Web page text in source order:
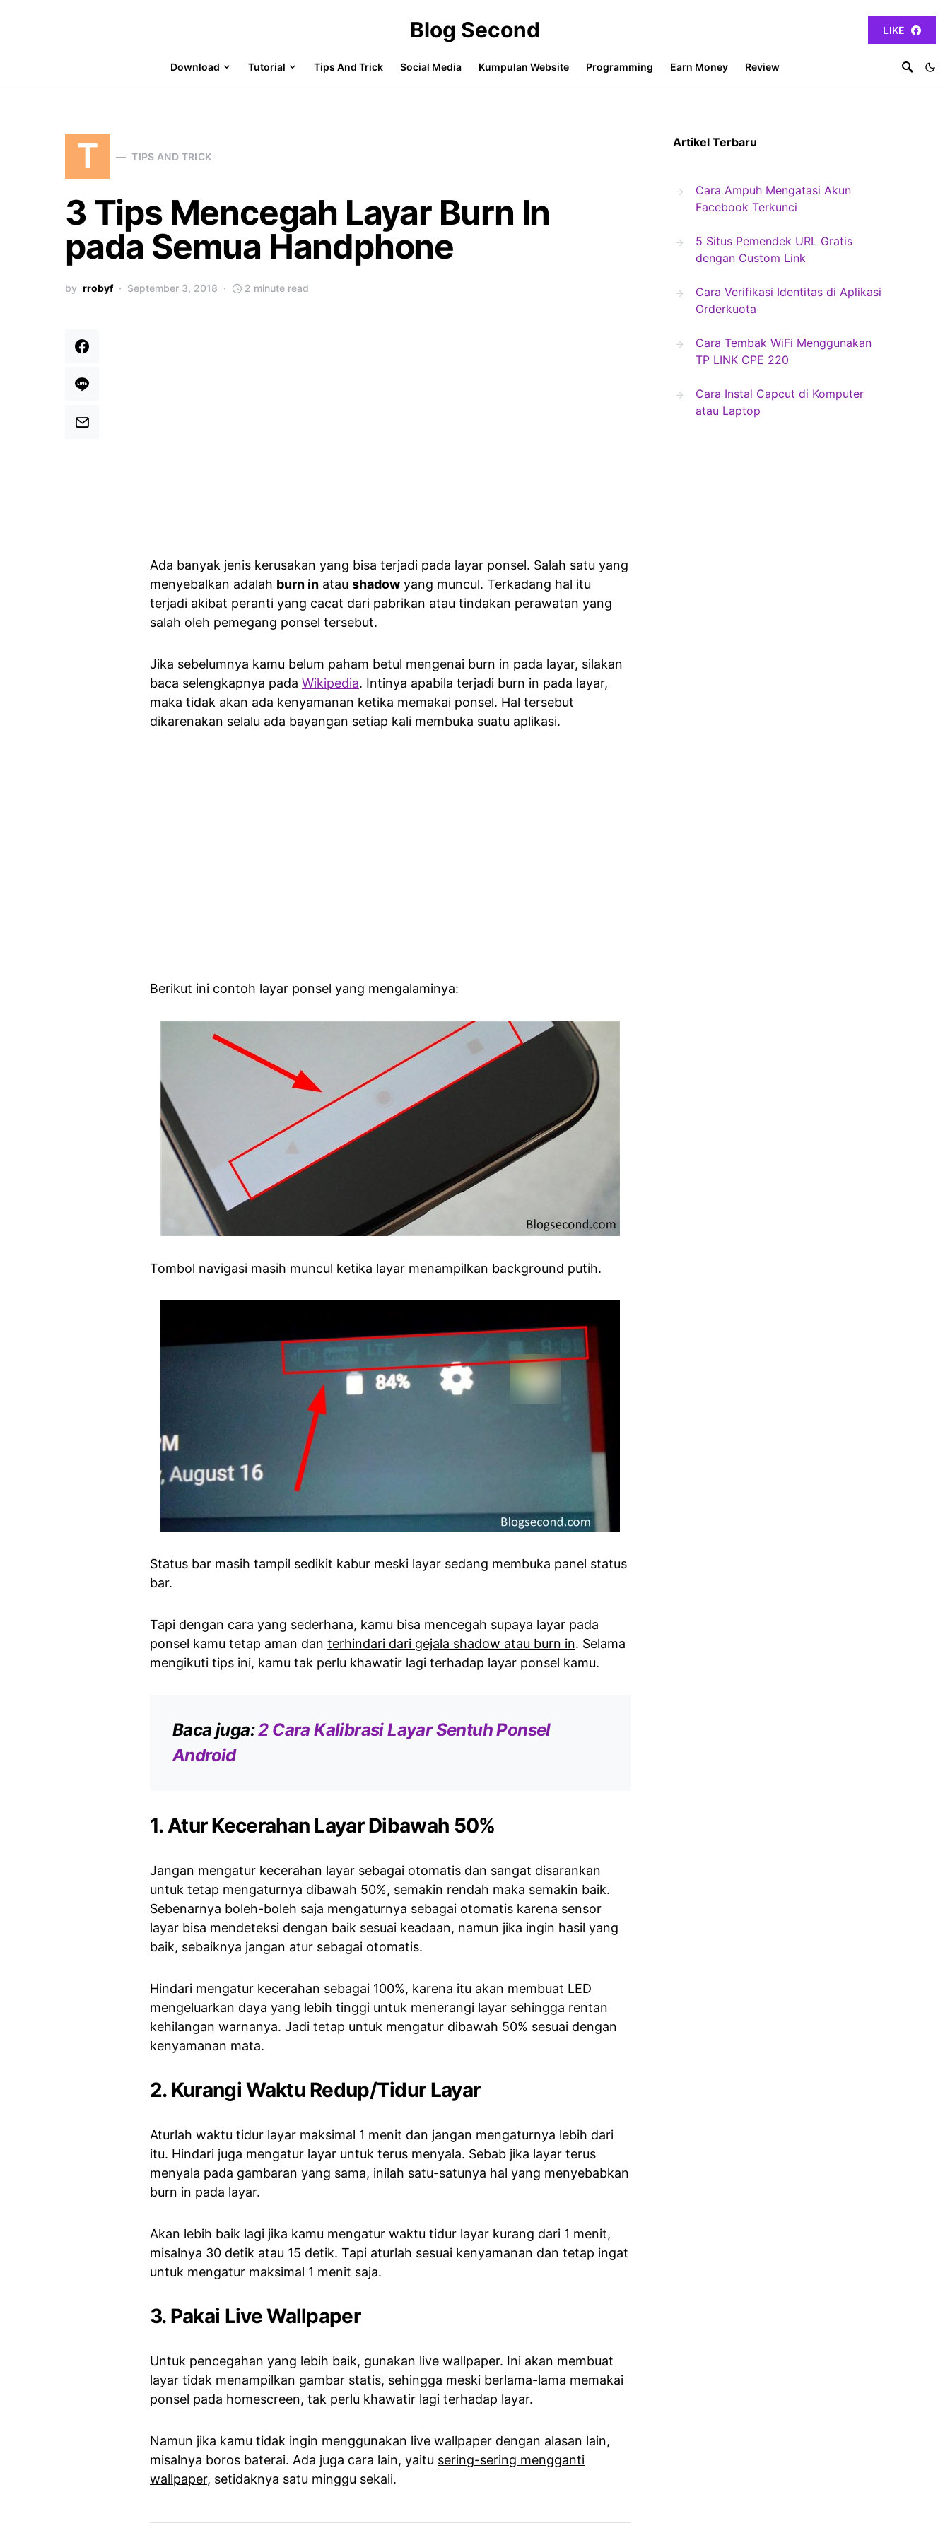
Blog Second LIKE
Download Tutorial Tips And Trick Social Media Kumpulan Website Programming Earn Money Review
T TIPS AND TRICK
3 Tips Mencegah Layar Burn In
pada Semua Handphone
by rrobyf September 3, 2018 2 minute read
Ada banyak jenis kerusakan yang bisa terjadi pada layar ponsel. Salah satu yang
menyebalkan adalah burn in atau shadow yang muncul. Terkadang hal itu
terjadi akibat peranti yang cacat dari pabrikan atau tindakan perawatan yang
salah oleh pemegang ponsel tersebut.
Jika sebelumnya kamu belum paham betul mengenai burn in pada layar, silakan
baca selengkapnya pada Wikipedia. Intinya apabila terjadi burn in pada layar,
maka tidak akan ada kenyamanan ketika memakai ponsel. Hal tersebut
dikarenakan selalu ada bayangan setiap kali membuka suatu aplikasi.
Berikut ini contoh layar ponsel yang mengalaminya:
Tombol navigasi masih muncul ketika layar menampilkan background putih.
Status bar masih tampil sedikit kabur meski layar sedang membuka panel status
bar.
Tapi dengan cara yang sederhana, kamu bisa mencegah supaya layar pada
ponsel kamu tetap aman dan terhindari dari gejala shadow atau burn in. Selama
mengikuti tips ini, kamu tak perlu khawatir lagi terhadap layar ponsel kamu.
Baca juga:2 Cara Kalibrasi Layar Sentuh Ponsel
Android
1. Atur Kecerahan Layar Dibawah 50%
Jangan mengatur kecerahan layar sebagai otomatis dan sangat disarankan
untuk tetap mengaturnya dibawah 50%, semakin rendah maka semakin baik.
Sebenarnya boleh-boleh saja mengaturnya sebagai otomatis karena sensor
layar bisa mendeteksi dengan baik sesuai keadaan, namun jika ingin hasil yang
baik, sebaiknya jangan atur sebagai otomatis.
Hindari mengatur kecerahan sebagai 100%, karena itu akan membuat LED
mengeluarkan daya yang lebih tinggi untuk menerangi layar sehingga rentan
kehilangan warnanya. Jadi tetap untuk mengatur dibawah 50% sesuai dengan
kenyamanan mata.
2. Kurangi Waktu Redup/Tidur Layar
Aturlah waktu tidur layar maksimal 1 menit dan jangan mengaturnya lebih dari
itu. Hindari juga mengatur layar untuk terus menyala. Sebab jika layar terus
menyala pada gambaran yang sama, inilah satu-satunya hal yang menyebabkan
burn in pada layar.
Akan lebih baik lagi jika kamu mengatur waktu tidur layar kurang dari 1 menit,
misalnya 30 detik atau 15 detik. Tapi aturlah sesuai kenyamanan dan tetap ingat
untuk mengatur maksimal 1 menit saja.
3. Pakai Live Wallpaper
Untuk pencegahan yang lebih baik, gunakan live wallpaper. Ini akan membuat
layar tidak menampilkan gambar statis, sehingga meski berlama-lama memakai
ponsel pada homescreen, tak perlu khawatir lagi terhadap layar.
Namun jika kamu tidak ingin menggunakan live wallpaper dengan alasan lain,
misalnya boros baterai. Ada juga cara lain, yaitu sering-sering mengganti
wallpaper, setidaknya satu minggu sekali.
Artikel Terbaru
Cara Ampuh Mengatasi Akun
Facebook Terkunci
5 Situs Pemendek URL Gratis
dengan Custom Link
Cara Verifikasi Identitas di Aplikasi
Orderkuota
Cara Tembak WiFi Menggunakan
TP LINK CPE 220
Cara Instal Capcut di Komputer
atau Laptop